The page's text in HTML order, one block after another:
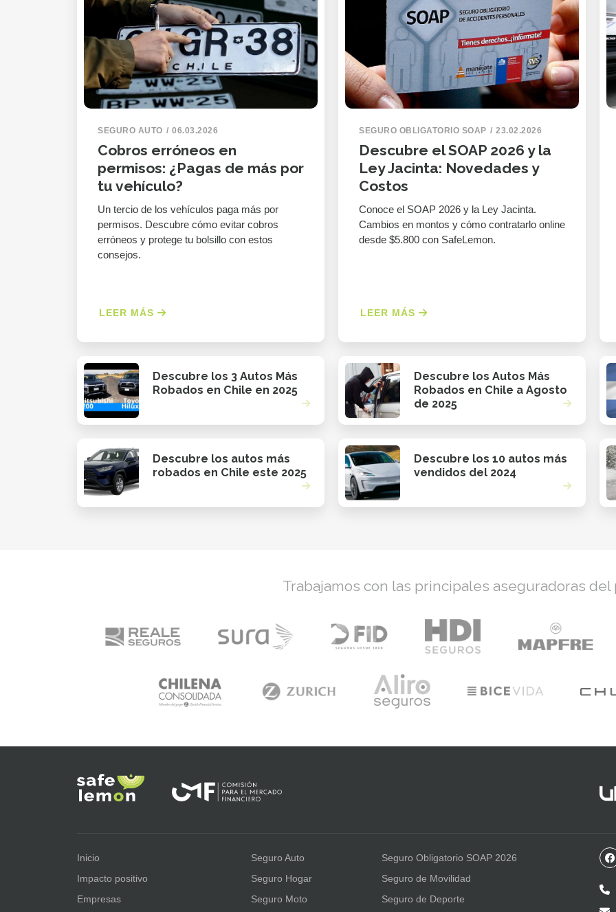
SEGURO AUTO 06.03.2026
Cobros erróneos en
permisos: ¿Pagas de más por
tu vehículo?
Un tercio de los vehículos paga más por
permisos. Descubre cómo evitar cobros
erróneos y protege tu bolsillo con estos
consejos.
LEER MÁS
SEGURO OBLIGATORIO SOAP 23.02.2026
Descubre el SOAP 2026 y la
Ley Jacinta: Novedades y
Costos
Conoce el SOAP 2026 y la Ley Jacinta.
Cambios en montos y cómo contratarlo online
desde $5.800 con SafeLemon.
LEER MÁS
Descubre los 3 Autos Más
Robados en Chile en 2025
Descubre los Autos Más
Robados en Chile a Agosto
de 2025
Descubre los autos más
robados en Chile este 2025
Descubre los 10 autos más
vendidos del 2024
Trabajamos con las principales aseguradoras del
Inicio
Impacto positivo
Empresas
Seguro Auto
Seguro Hogar
Seguro Moto
Seguro Obligatorio SOAP 2026
Seguro de Movilidad
Seguro de Deporte